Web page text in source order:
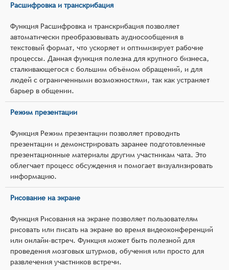
Расшифровка и транскрибация
Функция Расшифровка и транскрибация позволяет
автоматически преобразовывать аудиосообщения в
текстовый формат, что ускоряет и оптимизирует рабочие
процессы. Данная функция полезна для крупного бизнеса,
сталкивающегося с большим объёмом обращений, и для
людей с ограниченными возможностями, так как устраняет
барьер в общении.
Режим презентации
Функция Режим презентации позволяет проводить
презентации и демонстрировать заранее подготовленные
презентационные материалы другим участникам чата. Это
облегчает процесс обсуждения и помогает визуализировать
информацию.
Рисование на экране
Функция Рисования на экране позволяет пользователям
рисовать или писать на экране во время видеоконференций
или онлайн-встреч. Функция может быть полезной для
проведения мозговых штурмов, обучения или просто для
развлечения участников встречи.